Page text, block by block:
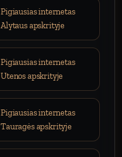
Pigiausias internetas
Alytaus apskrityje
Pigiausias internetas
Utenos apskrityje
Pigiausias internetas
Tauragės apskrityje